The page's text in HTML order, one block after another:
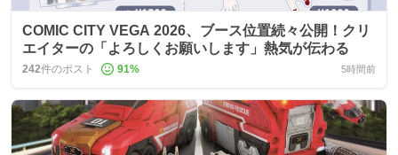
COMIC CITY VEGA 2026、ブース位置続々公開！クリ
エイターの「よろしくお願いします」熱気が伝わる
242件のポスト 91% 5時間前